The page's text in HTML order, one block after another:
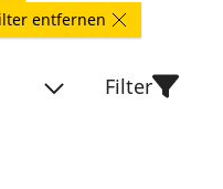
entfernen
Filter